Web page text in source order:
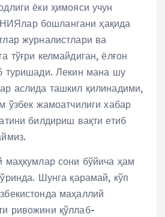
ёки ҳимояси учун
бошлангани ҳақида
журналистлари ва
тўғри келмайдиган, ёлғон
туришади. Лекин мана шу
аслида ташкил қилинадими,
ўзбек жамоатчилиги хабар
билдириш вақти етиб
маҳкумлар сони бўйича ҳам
Шунга қарамай, кўп
маҳаллий
ривожини қўллаб-